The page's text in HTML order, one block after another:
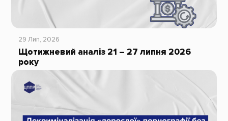
29 Лип, 2026
Щотижневий аналіз 21 – 27 липня 2026
року